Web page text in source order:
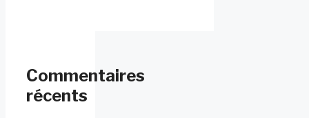
Commentaires
récents